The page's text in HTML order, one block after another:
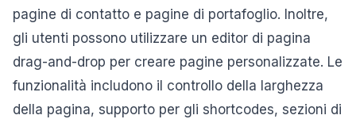
pagine di contatto e pagine di portafoglio. Inoltre,
gli utenti possono utilizzare un editor di pagina
drag-and-drop per creare pagine personalizzate. Le
funzionalità includono il controllo della larghezza
della pagina, supporto per gli shortcodes, sezioni di